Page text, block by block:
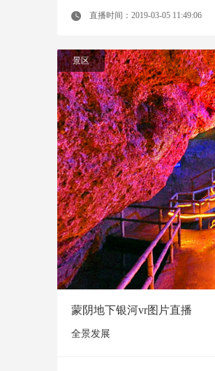
直播时间：2019-03-05 11:49:06
景区
蒙阴地下银河vr图片直播
全景发展